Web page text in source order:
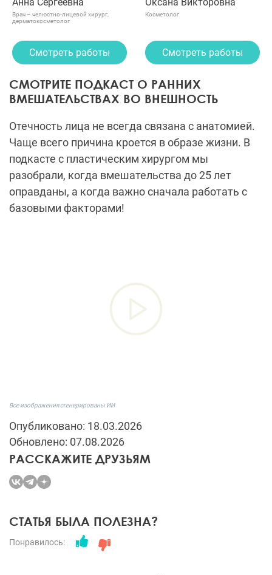
Врач – челюстно-лицевой хирург,
дерматокосметолог
Смотреть работы
Косметолог
Смотреть работы
СМОТРИТЕ ПОДКАСТ О РАННИХ
ВМЕШАТЕЛЬСТВАХ ВО ВНЕШНОСТЬ
Отечность лица не всегда связана с анатомией.
Чаще всего причина кроется в образе жизни. В
подкасте с пластическим хирургом мы
разобрали, когда вмешательства до 25 лет
оправданы, а когда важно сначала работать с
базовыми факторами!
Все изображения сгенерированы ИИ
Опубликовано: 18.03.2026
Обновлено: 07.08.2026
РАССКАЖИТЕ ДРУЗЬЯМ
СТАТЬЯ БЫЛА ПОЛЕЗНА?
Понравилось: